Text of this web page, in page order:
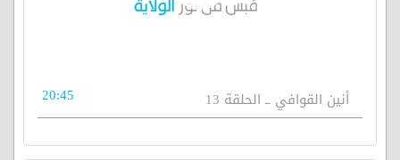
أنين القوافي ــ الحلقة 13 20:45